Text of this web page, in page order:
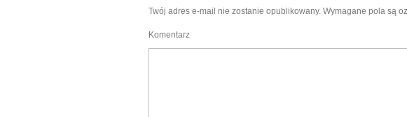
Twój adres e-mail nie zostanie opublikowany. Wymagane pola są
Komentarz